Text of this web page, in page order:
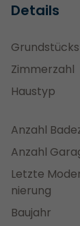
Details
Zimmerzahl
Haustyp
Anzahl
Anzahl
Letzte
nierung
Baujahr